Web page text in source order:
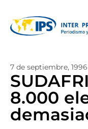
7 de septiembre, 1996
8.000